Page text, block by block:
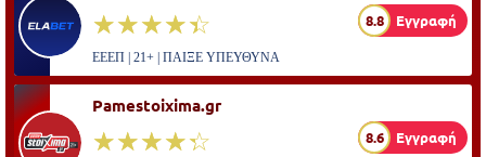
☆☆☆☆☆
★★★★★ 8.8 Εγγραφή
ΕΕΕΠ | 21+ | ΠΑΙΞΕ ΥΠΕΥΘΥΝΑ
Pamestoixima.gr
☆☆☆☆☆
★★★★★ 8.6 Εγγραφή